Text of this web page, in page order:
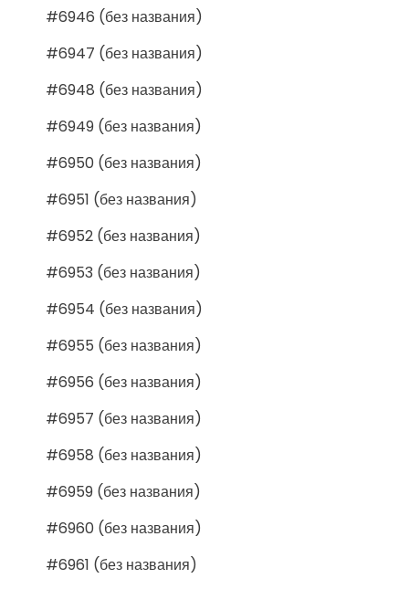
#6946 (без названия)
#6947 (без названия)
#6948 (без названия)
#6949 (без названия)
#6950 (без названия)
#6951 (без названия)
#6952 (без названия)
#6953 (без названия)
#6954 (без названия)
#6955 (без названия)
#6956 (без названия)
#6957 (без названия)
#6958 (без названия)
#6959 (без названия)
#6960 (без названия)
#6961 (без названия)